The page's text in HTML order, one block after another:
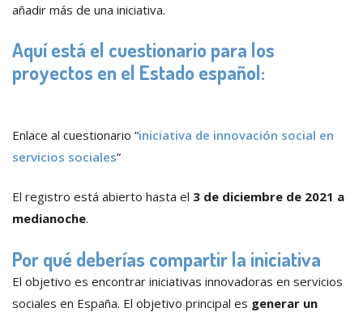
añadir más de una iniciativa.
Aquí está el cuestionario para los
proyectos en el Estado español:
Enlace al cuestionario “iniciativa de innovación social en
servicios sociales”
El registro está abierto hasta el 3 de diciembre de 2021 a
medianoche.
Por qué deberías compartir la iniciativa
El objetivo es encontrar iniciativas innovadoras en servicios
sociales en España. El objetivo principal es generar un